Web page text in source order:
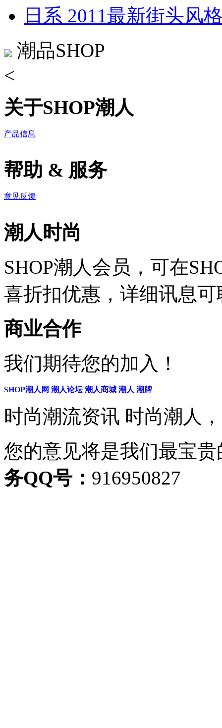
日系 2011最新街头风
潮品SHOP
<
关于SHOP潮人
产品信息
帮助 & 服务
意见反馈
潮人时尚
SHOP潮人会员，可在
喜折扣优惠，详细讯息
商业合作
我们期待您的加入！
SHOP潮人网 潮人论坛 潮人商城 潮人 潮牌
时尚潮流资讯 时尚潮人
您的意见将是我们最宝
务QQ号： 916950827